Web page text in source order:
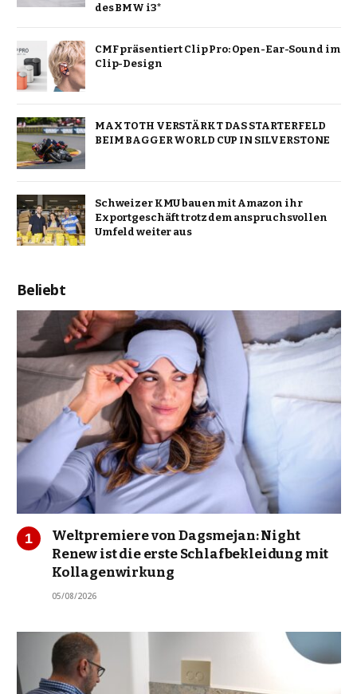
des BMW i3*
CMF präsentiert Clip Pro: Open-Ear-Sound im
Clip-Design
MAX TOTH VERSTÄRKT DAS STARTERFELD
BEIM BAGGER WORLD CUP IN SILVERSTONE
Schweizer KMU bauen mit Amazon ihr
Exportgeschäft trotz dem anspruchsvollen
Umfeld weiter aus
Beliebt
Weltpremiere von Dagsmejan: Night
Renew ist die erste Schlafbekleidung mit
Kollagenwirkung
05/08/2026